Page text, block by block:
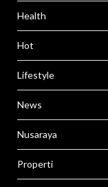
Health
Hot
Lifestyle
News
Nusaraya
Properti